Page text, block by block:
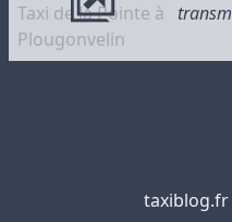
taxiblog.fr